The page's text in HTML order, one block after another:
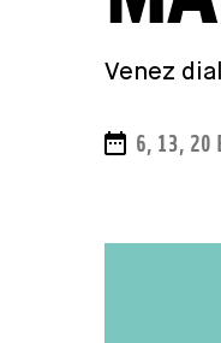
Venez
DATES
6, 13, 20